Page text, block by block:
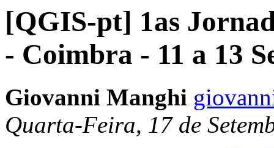
[QGIS-pt] 1as
- Coimbra - 11 a 13
Giovanni Manghi
Quarta-Feira, 17 de